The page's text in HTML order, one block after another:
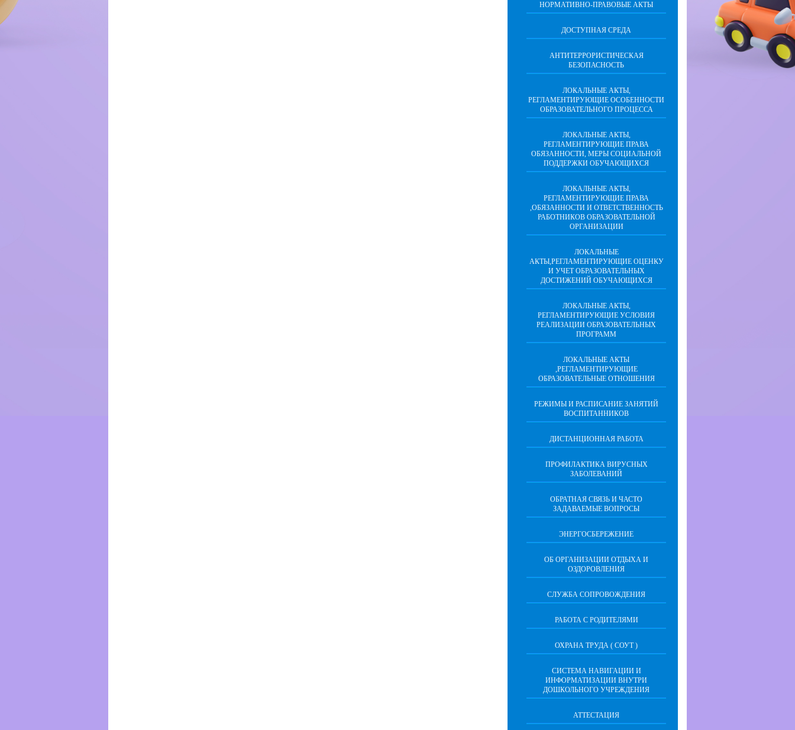
НОРМАТИВНО-ПРАВОВЫЕ АКТЫ
ДОСТУПНАЯ СРЕДА
АНТИТЕРРОРИСТИЧЕСКАЯ
БЕЗОПАСНОСТЬ
ЛОКАЛЬНЫЕ АКТЫ,
РЕГЛАМЕНТИРУЮЩИЕ ОСОБЕННОСТИ
ОБРАЗОВАТЕЛЬНОГО ПРОЦЕССА
ЛОКАЛЬНЫЕ АКТЫ,
РЕГЛАМЕНТИРУЮЩИЕ ПРАВА
ОБЯЗАННОСТИ, МЕРЫ СОЦИАЛЬНОЙ
ПОДДЕРЖКИ ОБУЧАЮЩИХСЯ
ЛОКАЛЬНЫЕ АКТЫ,
РЕГЛАМЕНТИРУЮЩИЕ ПРАВА
,ОБЯЗАННОСТИ И ОТВЕТСТВЕННОСТЬ
РАБОТНИКОВ ОБРАЗОВАТЕЛЬНОЙ
ОРГАНИЗАЦИИ
ЛОКАЛЬНЫЕ
АКТЫ,РЕГЛАМЕНТИРУЮЩИЕ ОЦЕНКУ
И УЧЕТ ОБРАЗОВАТЕЛЬНЫХ
ДОСТИЖЕНИЙ ОБУЧАЮЩИХСЯ
ЛОКАЛЬНЫЕ АКТЫ,
РЕГЛАМЕНТИРУЮЩИЕ УСЛОВИЯ
РЕАЛИЗАЦИИ ОБРАЗОВАТЕЛЬНЫХ
ПРОГРАММ
ЛОКАЛЬНЫЕ АКТЫ
,РЕГЛАМЕНТИРУЮЩИЕ
ОБРАЗОВАТЕЛЬНЫЕ ОТНОШЕНИЯ
РЕЖИМЫ И РАСПИСАНИЕ ЗАНЯТИЙ
ВОСПИТАННИКОВ
ДИСТАНЦИОННАЯ РАБОТА
ПРОФИЛАКТИКА ВИРУСНЫХ
ЗАБОЛЕВАНИЙ
ОБРАТНАЯ СВЯЗЬ И ЧАСТО
ЗАДАВАЕМЫЕ ВОПРОСЫ
ЭНЕРГОСБЕРЕЖЕНИЕ
ОБ ОРГАНИЗАЦИИ ОТДЫХА И
ОЗДОРОВЛЕНИЯ
СЛУЖБА СОПРОВОЖДЕНИЯ
РАБОТА С РОДИТЕЛЯМИ
ОХРАНА ТРУДА ( СОУТ )
СИСТЕМА НАВИГАЦИИ И
ИНФОРМАТИЗАЦИИ ВНУТРИ
ДОШКОЛЬНОГО УЧРЕЖДЕНИЯ
АТТЕСТАЦИЯ